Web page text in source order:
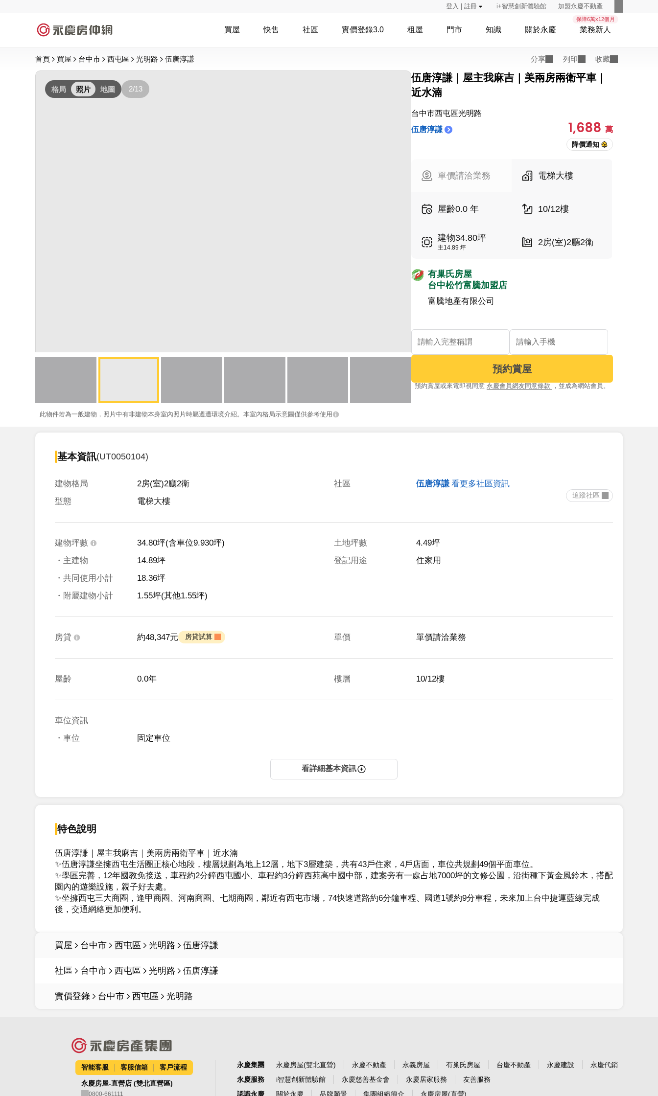
登入 | 註冊 i+智慧創新體驗館 加盟永慶不動產
買屋 快售 社區 實價登錄3.0 租屋 門市 知識 關於永慶
保障6萬x12個月
業務新人
首頁 買屋 台中市 西屯區 光明路 伍唐淳謙 分享 列印 收藏
格局 照片 地圖 2/13
此物件若為一般建物，照片中有非建物本身室內照片時屬週遭環境介紹。本室內格局示意圖僅供參考使用
伍唐淳謙｜屋主我麻吉｜美兩房兩衛平車｜
近水湳
台中市西屯區光明路
伍唐淳謙
1,688 萬
單價請洽業務 電梯大樓
屋齡0.0 年 10/12樓
建物34.80坪
主14.89 坪
2房(室)2廳2衛
有巢氏房屋
台中松竹富騰加盟店
富騰地產有限公司
預約賞屋
預約賞屋或來電即視同意 永慶會員網友同意條款 ，並成為網站會員。
基本資訊(UT0050104)
建物格局
2房(室)2廳2衛
型態
電梯大樓
社區 伍唐淳謙 看更多社區資訊
建物坪數 34.80坪(含車位9.930坪)
・主建物
14.89坪
・共同使用小計
18.36坪
・附屬建物小計
1.55坪(其他1.55坪)
土地坪數
4.49坪
登記用途
住家用
房貸 約48,347元 房貸試算 單價 單價請洽業務
屋齡 0.0年 樓層 10/12樓
車位資訊
・車位
固定車位
看詳細基本資訊
特色說明
伍唐淳謙｜屋主我麻吉｜美兩房兩衛平車｜近水湳
✨伍唐淳謙坐擁西屯生活圈正核心地段，樓層規劃為地上12層，地下3層建築，共有43戶住家，4戶店面，車位共規劃49個平面車位。
✨學區完善，12年國教免接送，車程約2分鐘西屯國小、車程約3分鐘西苑高中國中部，建案旁有一處占地7000坪的文修公園，沿街種下黃金風鈴木，搭配
園內的遊樂設施，親子好去處。
✨坐擁西屯三大商圈，逢甲商圈、河南商圈、七期商圈，鄰近有西屯市場，74快速道路約6分鐘車程、國道1號約9分車程，未來加上台中捷運藍線完成
後，交通網絡更加便利。
買屋 台中市 西屯區 光明路 伍唐淳謙
社區 台中市 西屯區 光明路 伍唐淳謙
實價登錄 台中市 西屯區 光明路
智能客服 客服信箱 客戶流程
永慶房屋-直營店 (雙北直營區)
0800-661111
永慶集團 永慶房屋(雙北直營) 永慶不動產 永義房屋 有巢氏房屋 台慶不動產 永慶建設
永慶代銷
永慶服務
i智慧創新體驗館 永慶慈善基金會 永慶居家服務
友善服務
認識永慶
關於永慶 品牌願景 集團組織簡介 永慶房屋(直營)